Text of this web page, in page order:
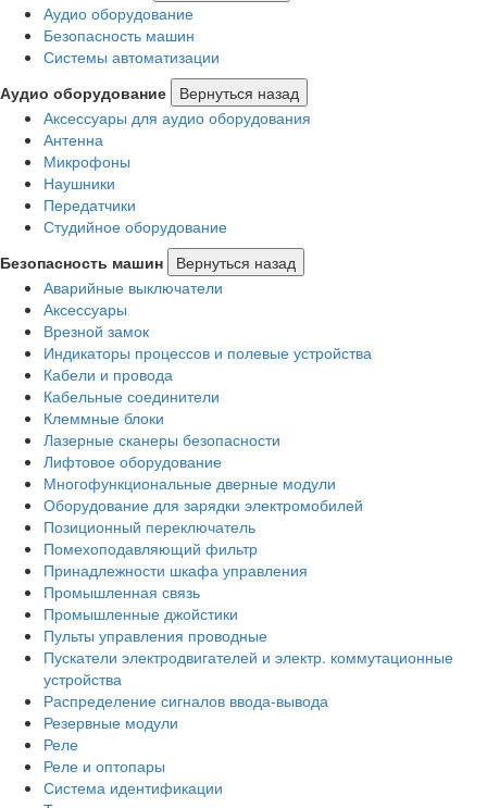
Аудио оборудование
Безопасность машин
Системы автоматизации
Аудио оборудование
Вернуться назад
Аксессуары для аудио оборудования
Антенна
Микрофоны
Наушники
Передатчики
Студийное оборудование
Безопасность машин
Вернуться назад
Аварийные выключатели
Аксессуары
Врезной замок
Индикаторы процессов и полевые устройства
Кабели и провода
Кабельные соединители
Клеммные блоки
Лазерные сканеры безопасности
Лифтовое оборудование
Многофункциональные дверные модули
Оборудование для зарядки электромобилей
Позиционный переключатель
Помехоподавляющий фильтр
Принадлежности шкафа управления
Промышленная связь
Промышленные джойстики
Пульты управления проводные
Пускатели электродвигателей и электр. коммутационные
устройства
Распределение сигналов ввода-вывода
Резервные модули
Реле
Реле и оптопары
Система идентификации